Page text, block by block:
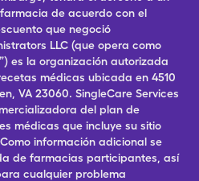
de acuerdo con el
que negoció
LLC (que opera como
es la organización autorizada
médicas ubicada en 4510
VA 23060. SingleCare Services
del plan de
médicas que incluye su sitio
información adicional se
de farmacias participantes, así
cualquier problema